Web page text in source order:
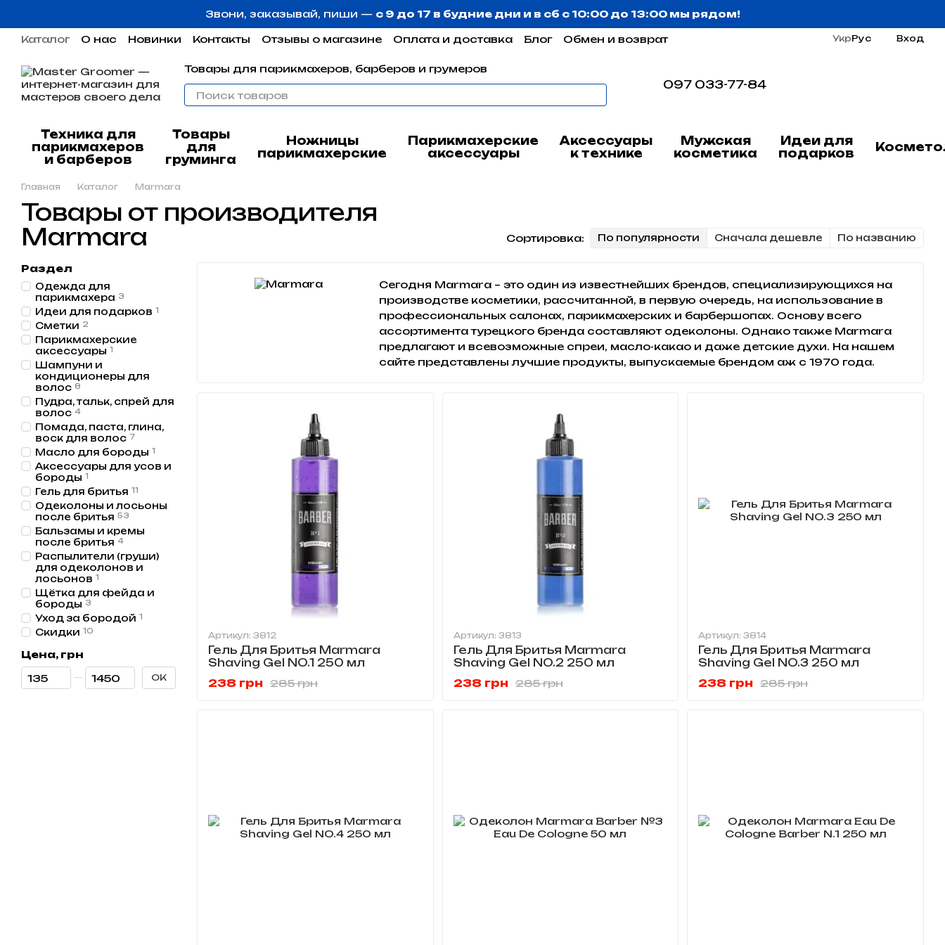
Звони, заказывай, пиши — с 9 до 17 в будние дни и в сб с 10:00 до 13:00 мы рядом!
Каталог О нас Новинки Контакты Отзывы о магазине Оплата и доставка Блог
Обмен и возврат
УкрРус Вход
Товары для парикмахеров, барберов и грумеров
097 033-77-84
Техника для
парикмахеров
и барберов
Товары
для
груминга
Ножницы
парикмахерские
Парикмахерские
аксессуары
Аксессуары
к технике
Мужская
косметика
Идеи для
подарков
Главная Каталог Marmara
Товары от производителя
Marmara
Сортировка: По популярности Cначала дешевле По названию
Сегодня Marmara – это один из известнейших брендов, специализирующихся на
производстве косметики, рассчитанной, в первую очередь, на использование в
профессиональных салонах, парикмахерских и барбершопах. Основу всего
ассортимента турецкого бренда составляют одеколоны. Однако также Marmara
предлагают и всевозможные спреи, масло-какао и даже детские духи. На нашем
сайте представлены лучшие продукты, выпускаемые брендом аж с 1970 года.
путешествуя по Франции, приобрел некие уникальные эссенции. Эти особые
субстраты и легли впоследствии в основу первой линейки его одеколонов,
названной весьма прозаично (однако удачно, с такой-то звучной фамилией) –
Marmara Kolonya, или Одеколон Мармары. Смешав свои эссенции с экстрактом
лимонной травы, Рональдо Мармара достиг совершенно неожиданного результата
– его одеколоны приобретали изысканный аромат, который полюбился как
мужчинам, так и женщинам. Кроме того, они оказывали положительное влияние на
кожу, делая её нежной и ухоженной, сохраняя здоровый вид лица. Неудивительно,
что эти одеколоны совсем скоро оказались чуть ли не на каждом прилавке, в
каждом барбершопе и каждой парикмахерской, а также во множестве дамских
сумочек и мужских несессеров.
Стамбуле предпринимателем Надиром Йоргуном в 1992 году. За 27 лет своего
зарубежном рынках. Ощутимо расширив ассортимент Marmara благодаря
огромной производственной мощности, Надир Йоргун вывел бренд на более
предпринимателя касательно максимальной удовлетворенности клиентов,
Артикул: 3812
Гель Для Бритья Marmara
Shaving Gel NO.1 250 мл
285 грн
238 грн
Артикул: 3813
Гель Для Бритья Marmara
Shaving Gel NO.2 250 мл
285 грн
238 грн
Артикул: 3814
Гель Для Бритья Marmara
Shaving Gel NO.3 250 мл
285 грн
238 грн
Раздел
Одежда для
парикмахера 3
Идеи для подарков 1
Сметки 2
Парикмахерские
аксессуары 1
Шампуни и
кондиционеры для
волос 8
Пудра, тальк, спрей для
волос 4
Помада, паста, глина,
воск для волос 7
Масло для бороды 1
Аксессуары для усов и
бороды 1
Гель для бритья 11
Одеколоны и лосьоны
после бритья 53
Бальзамы и кремы
после бритья 4
Распылители (груши)
для одеколонов и
лосьонов 1
Щётка для фейда и
бороды 3
Уход за бородой 1
Скидки 10
Цена, грн
От Цена, грн
До Цена, грн OK